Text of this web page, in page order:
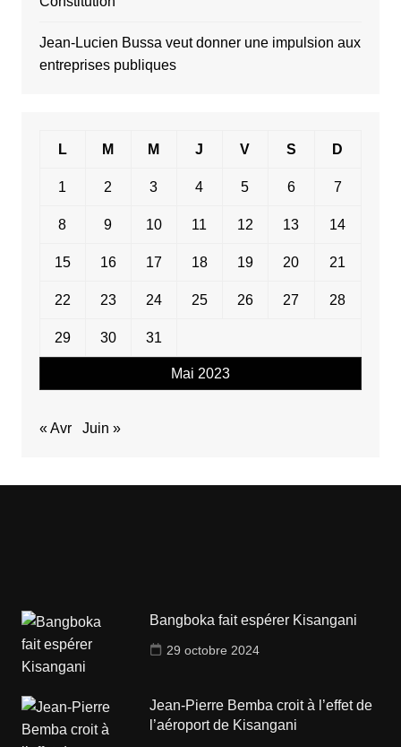
Jean-Lucien Bussa veut donner une impulsion aux
entreprises publiques
Mai 2023
L M M J V S D
1 2 3 4 5 6 7
8 9 10 11 12 13 14
15 16 17 18 19 20 21
22 23 24 25 26 27 28
29 30 31
« Avr Juin »
Bangboka fait espérer Kisangani
29 octobre 2024
Jean-Pierre Bemba croit à l’effet de
l’aéroport de Kisangani